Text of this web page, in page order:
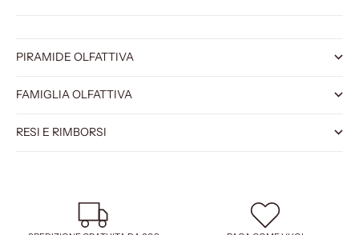
PIRAMIDE OLFATTIVA
FAMIGLIA OLFATTIVA
RESI E RIMBORSI